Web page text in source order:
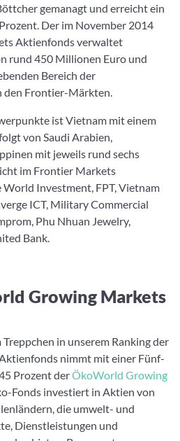
gemanagt und erreicht ein
Der im November 2014
Aktienfonds verwaltet
rund 450 Millionen Euro und
Bereich der
den Frontier-Märkten.
ist Vietnam mit einem
von Saudi Arabien,
mit jeweils rund sechs
im Frontier Markets
Investment, FPT, Vietnam
ICT, Military Commercial
Phu Nhuan Jewelry,
Bank.
Growing Markets
in unserem Ranking der
nimmt mit einer Fünf-
Prozent derÖkoWorld Growing
Fonds investiert in Aktien von
die umwelt- und
Dienstleistungen und